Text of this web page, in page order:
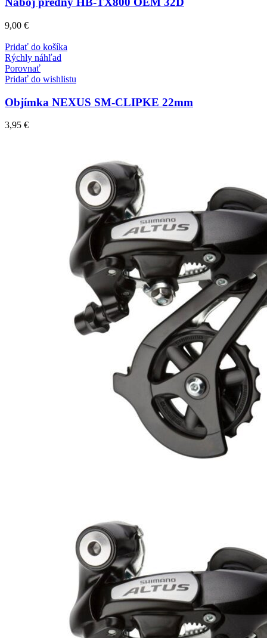
si
na
stránke
9,00 €
Pridať do košíka
Rýchly náhľad
Porovnať
Pridať do wishlistu
Objímka NEXUS SM-CLIPKE 22mm
3,95 €